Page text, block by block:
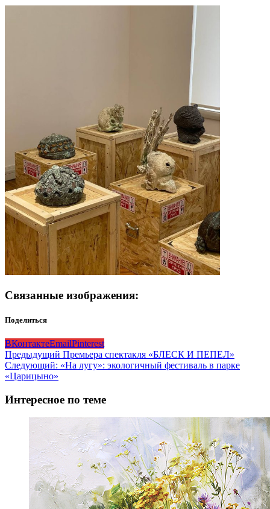
Связанные изображения:
Поделиться
ВКонтактеEmailPinterest
Навигация
записи
Предыдущий Премьера спектакля «БЛЕСК И ПЕПЕЛ»
Следующий: «На лугу»: экологичный фестиваль в парке
«Царицыно»
Интересное по теме